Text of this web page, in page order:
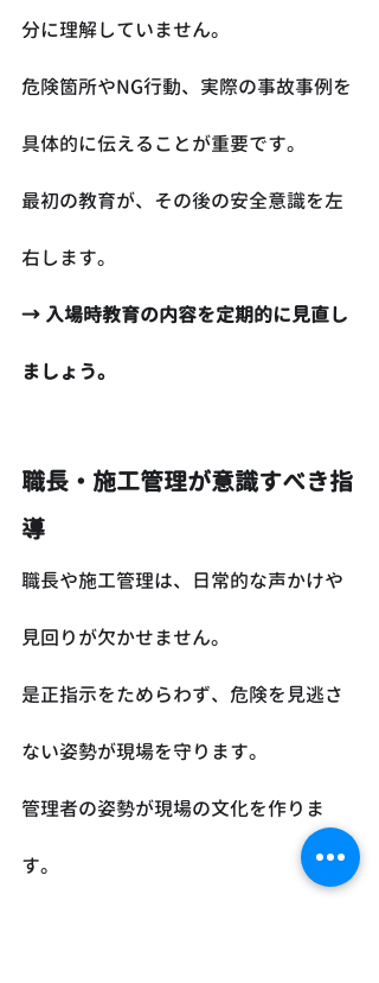
分に理解していません。
危険箇所やNG行動、実際の事故事例を
具体的に伝えることが重要です。
最初の教育が、その後の安全意識を左
右します。
→ 入場時教育の内容を定期的に見直し
ましょう。
職長・施工管理が意識すべき指
導
職長や施工管理は、日常的な声かけや
見回りが欠かせません。
是正指示をためらわず、危険を見逃さ
ない姿勢が現場を守ります。
管理者の姿勢が現場の文化を作りま
す。